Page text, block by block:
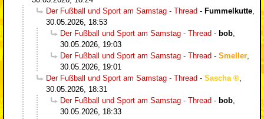
Der Fußball und Sport am Samstag - Thread - Fummelkutte
30.05.2026, 18:53
Der Fußball und Sport am Samstag - Thread - bob
30.05.2026, 19:03
Der Fußball und Sport am Samstag - Thread - Smeller
30.05.2026, 19:01
Der Fußball und Sport am Samstag - Thread - Sascha
30.05.2026, 18:31
Der Fußball und Sport am Samstag - Thread - bob
30.05.2026, 18:33